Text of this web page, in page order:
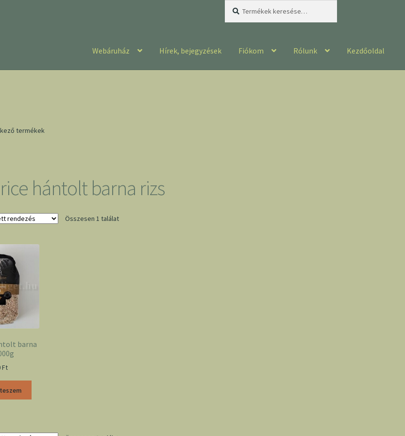
Webáruház Hírek, bejegyzések Fiókom Rólunk Kezdőoldal
termékek
hántolt barna rizs
Összesen 1 találat
barna
Ft